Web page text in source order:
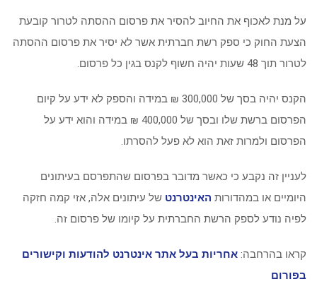
על מנת לאכוף את החיוב להסיר את פרסום ההסתה לטרור קובעת
הצעת החוק כי ספק רשת חברתית אשר לא יסיר את פרסום ההסתה
לטרור תוך 48 שעות יהיה חשוף לקנס בגין כל פרסום.
הקנס יהיה בסך של 300,000 ₪ במידה והספק לא ידע על קיום
הפרסום ברשת שלו ובסך של 400,000 ₪ במידה והוא ידע על
הפרסום ולמרות זאת הוא לא פעל להסרתו.
לעניין זה נקבע כי כאשר מדובר בפרסום שהתפרסם בעיתונים
היומיים או במהדורות האינטרנט של עיתונים אלה, אזי קמה חזקה
לפיה נודע לספק הרשת החברתית על קיומו של פרסום זה.
קראו בהרחבה: אחריות בעל אתר אינטרנט להודעות וקישורים
בפורום